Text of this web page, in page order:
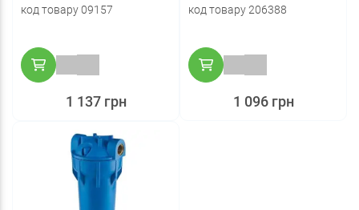
код товару 09157
1 137 грн
код товару 206388
1 096 грн